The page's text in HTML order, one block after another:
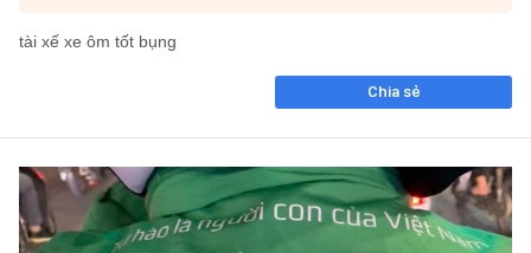
tài xế xe ôm tốt bụng
Chia sẻ